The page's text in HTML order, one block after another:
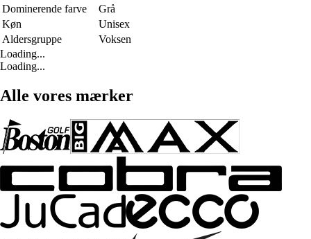
Dominerende farve
Grå
Køn
Unisex
Aldersgruppe
Voksen
Loading...
Loading...
Alle vores mærker